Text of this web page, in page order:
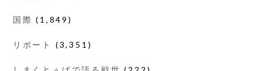
国際 (1,849)
リポート (3,351)